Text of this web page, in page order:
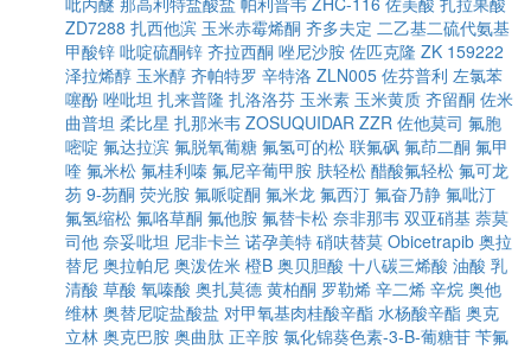
ZD7288 扎西他滨 玉米赤霉烯酮 齐多夫定 二乙基二硫代氨基
甲酸锌 吡啶硫酮锌 齐拉西酮 唑尼沙胺 佐匹克隆 ZK 159222
泽拉烯醇 玉米醇 齐帕特罗 辛特洛 ZLN005 佐芬普利 左氯苯
噻酚 唑吡坦 扎来普隆 扎洛洛芬 玉米素 玉米黄质 齐留酮 佐米
曲普坦 柔比星 扎那米韦 ZOSUQUIDAR ZZR 佐他莫司 氟胞
嘧啶 氟达拉滨 氟脱氧葡糖 氟氢可的松 联氟砜 氟茚二酮 氟甲
喹 氟米松 氟桂利嗪 氟尼辛葡甲胺 肤轻松 醋酸氟轻松 氟可龙
芴 9-芴酮 荧光胺 氟哌啶酮 氟米龙 氟西汀 氟奋乃静 氟吡汀
氟氢缩松 氟咯草酮 氟他胺 氟替卡松 奈非那韦 双亚硝基 萘莫
司他 奈妥吡坦 尼非卡兰 诺孕美特 硝呋替莫 Obicetrapib 奥拉
替尼 奥拉帕尼 奥泼佐米 橙B 奥贝胆酸 十八碳三烯酸 油酸 乳
清酸 草酸 氧嗪酸 奥扎莫德 黄柏酮 罗勒烯 辛二烯 辛烷 奥他
维林 奥替尼啶盐酸盐 对甲氧基肉桂酸辛酯 水杨酸辛酯 奥克
立林 奥克巴胺 奥曲肽 正辛胺 氯化锦葵色素-3-Β-葡糖苷 苄氟